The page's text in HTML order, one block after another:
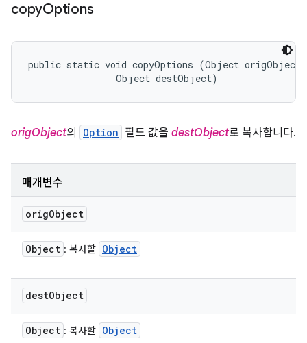
copyOptions
public static void copyOptions (Object
                Object destObject)
origObject의 Option 필드 값을 destObject로 복사합니다.
매개변수
origObject
Object : 복사할 Object
destObject
Object : 복사할 Object